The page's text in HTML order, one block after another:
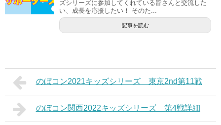
ズシリーズに参加してくれている皆さんと交流した
い、成長を応援したい！ そのた...
記事を読む
のぼコン2021キッズシリーズ 東京2nd第11戦
のぼコン関西2022キッズシリーズ 第4戦詳細